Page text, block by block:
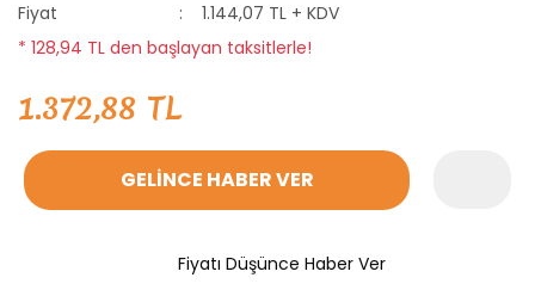
Fiyat
1.144,07 TL + KDV
* 128,94 TL den başlayan taksitlerle!
1.372,88 TL
GELİNCE HABER VER
Fiyatı Düşünce Haber Ver